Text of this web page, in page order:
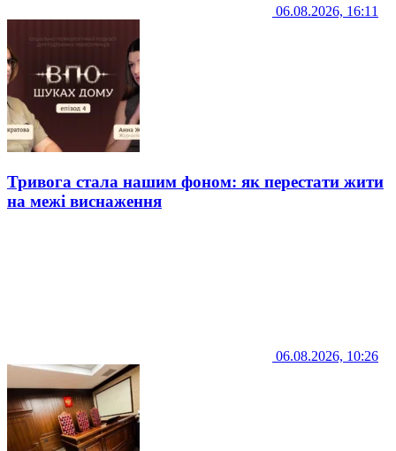
06.08.2026, 16:11
Тривога стала нашим фоном: як перестати жити
на межі виснаження
06.08.2026, 10:26